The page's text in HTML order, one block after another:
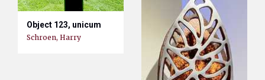
Object 123, unicum
Schroen, Harry